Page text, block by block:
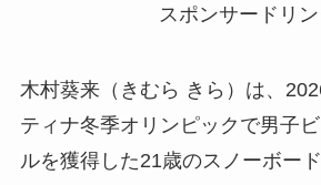
スポンサードリン
木村葵来（きむら きら）は、
ティナ冬季オリンピックで男子
ルを獲得した21歳のスノーボード